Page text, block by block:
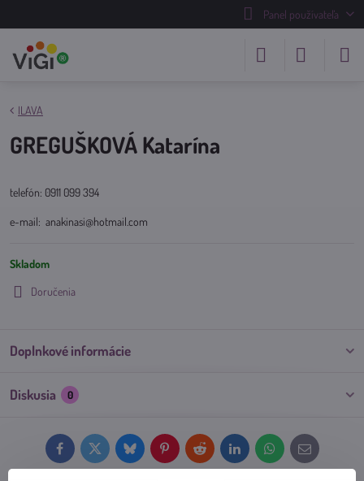
Panel používateľa
ILAVA
GREGUŠKOVÁ Katarína
telefón: 0911 099 394
e-mail: anakinasi@hotmail.com
Skladom
Doručenia
Doplnkové informácie
Diskusia 0
FacebookTwitter BlueskyPinterestReddit LinkedInWhatsApp
E-
mail